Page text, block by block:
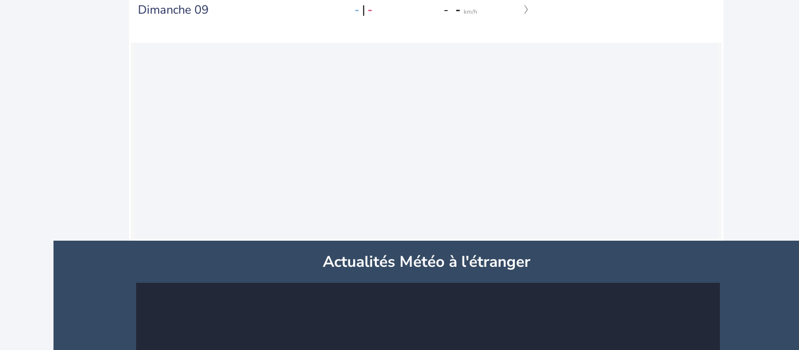
Dimanche 09 - | - - - km/h
Actualités Météo à l'étranger